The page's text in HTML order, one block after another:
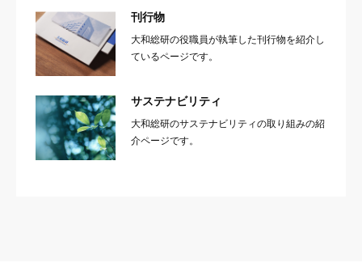
刊行物
大和総研の役職員が執筆した刊行物を紹介し
ているページです。
サステナビリティ
大和総研のサステナビリティの取り組みの紹
介ページです。